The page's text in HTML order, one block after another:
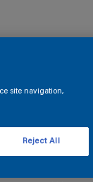
Dialcolor
site navigation,
Reject All